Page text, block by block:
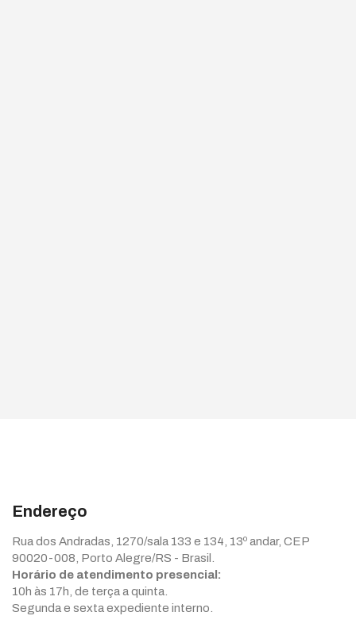
Endereço
Rua dos Andradas, 1270/sala 133 e 134, 13º andar, CEP
90020-008, Porto Alegre/RS - Brasil.
Horário de atendimento presencial:
10h às 17h, de terça a quinta.
Segunda e sexta expediente interno.